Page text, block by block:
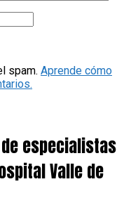
spam. Aprende cómo
especialistas
Valle de